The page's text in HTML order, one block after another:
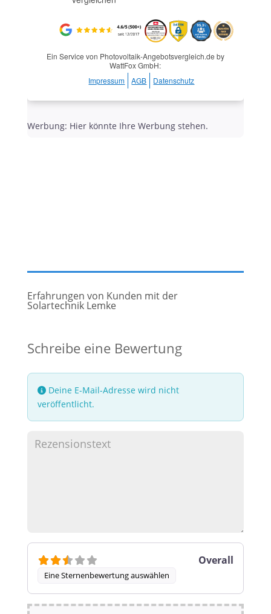
Ein Service von Photovoltaik-Angebotsvergleich.de by
WattFox GmbH:
Impressum
AGB Datenschutz
Werbung: Hier könnte Ihre Werbung stehen.
Erfahrungen von Kunden mit der
Solartechnik Lemke
Schreibe eine Bewertung
Deine E-Mail-Adresse wird nicht
veröffentlicht.
Eine Sternenbewertung auswählen
Overall